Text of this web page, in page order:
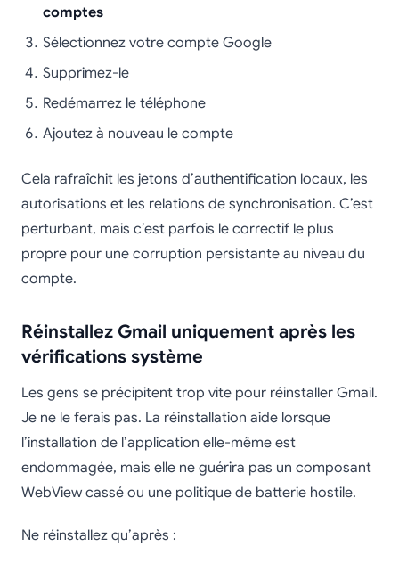
comptes
Sélectionnez votre compte Google
Supprimez-le
Redémarrez le téléphone
Ajoutez à nouveau le compte
Cela rafraîchit les jetons d’authentification locaux, les
autorisations et les relations de synchronisation. C’est
perturbant, mais c’est parfois le correctif le plus
propre pour une corruption persistante au niveau du
compte.
Réinstallez Gmail uniquement après les
vérifications système
Les gens se précipitent trop vite pour réinstaller Gmail.
Je ne le ferais pas. La réinstallation aide lorsque
l’installation de l’application elle-même est
endommagée, mais elle ne guérira pas un composant
WebView cassé ou une politique de batterie hostile.
Ne réinstallez qu’après :